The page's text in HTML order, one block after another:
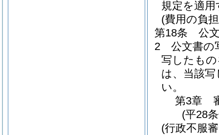
規定を適用
(費用の負
第18条
公
2
公文書の
写したも
は、当該
い。
第3章
(平28
(行政不服